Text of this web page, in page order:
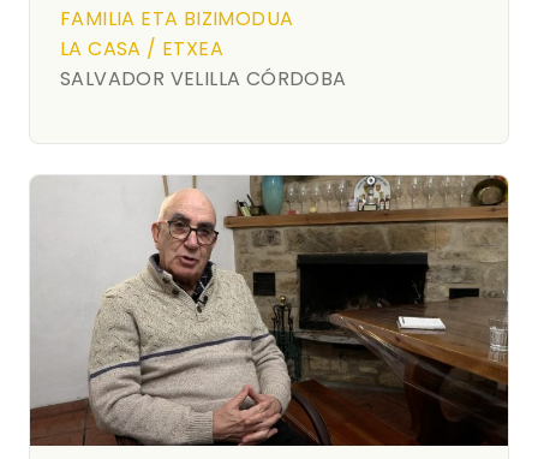
FAMILIA ETA BIZIMODUA
LA CASA / ETXEA
SALVADOR VELILLA CÓRDOBA